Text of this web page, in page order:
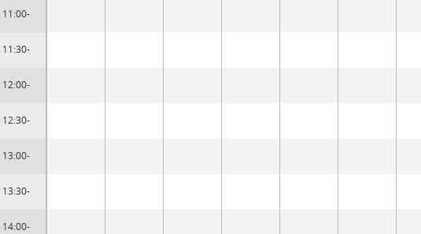
11:00-
11:30-
12:00-
12:30-
13:00-
13:30-
14:00-